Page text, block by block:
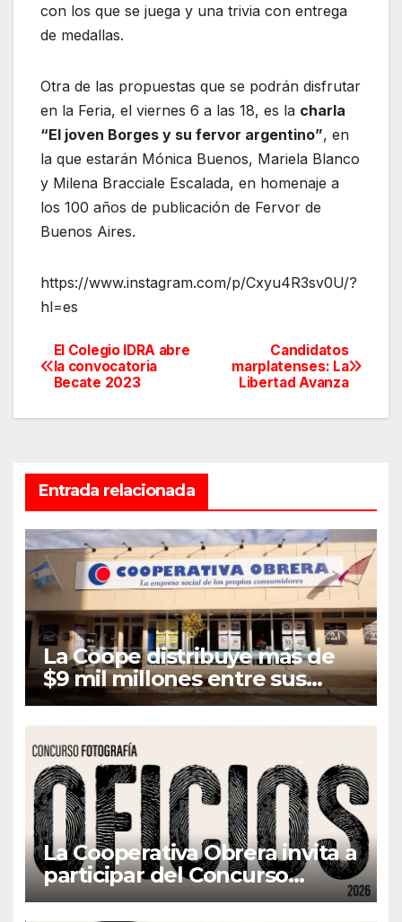
con los que se juega y una trivia con entrega
de medallas.
Otra de las propuestas que se podrán disfrutar
en la Feria, el viernes 6 a las 18, es la charla
“El joven Borges y su fervor argentino”, en
la que estarán Mónica Buenos, Mariela Blanco
y Milena Bracciale Escalada, en homenaje a
los 100 años de publicación de Fervor de
Buenos Aires.
https://www.instagram.com/p/Cxyu4R3sv0U/?
hl=es
Navegación
de
Candidatos
marplatenses: La
Libertad Avanza
El Colegio IDRA abre
la convocatoria
Becate 2023
Entrada relacionada
La Coope distribuye más de
$9 mil millones entre sus
asociados en concepto de
Retorno e Intereses
La Cooperativa Obrera invita a
participar del Concurso
Fotográfico “Oficios”